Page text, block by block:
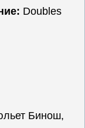
Doubles
Бинош,